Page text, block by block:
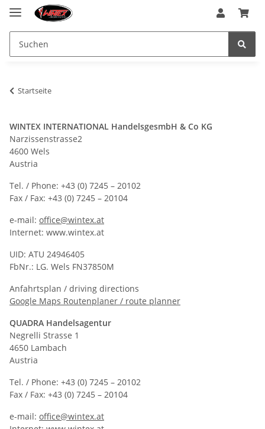
Startseite
WINTEX INTERNATIONAL HandelsgesmbH & Co KG
Narzissenstrasse2
4600 Wels
Austria
Tel. / Phone: +43 (0) 7245 – 20102
Fax / Fax: +43 (0) 7245 – 20104
e-mail: office@wintex.at
Internet: www.wintex.at
UID: ATU 24946405
FbNr.: LG. Wels FN37850M
Anfahrtsplan / driving directions
Google Maps Routenplaner / route planner
QUADRA Handelsagentur
Negrelli Strasse 1
4650 Lambach
Austria
Tel. / Phone: +43 (0) 7245 – 20102
Fax / Fax: +43 (0) 7245 – 20104
e-mail: office@wintex.at